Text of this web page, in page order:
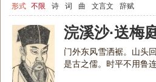
爱情 励志 哲理 闺怨 悼亡
节日 春节 元宵节 寒食节 清明节
宋词精选 小学古诗 初中古诗 高中
高中文言文 古诗十九首 唐诗三百首
形式 不限 诗 词 曲 文言文 辞赋
浣溪沙·送梅
门外东风雪洒裾。山头
是古之儒。时平不用鲁连